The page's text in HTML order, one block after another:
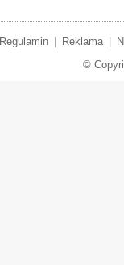
Regulamin Reklama
©